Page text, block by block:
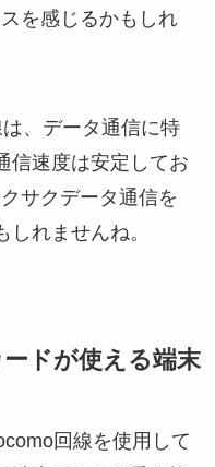
を感じるかもしれ
、データ通信に特
信速度は安定してお
サクデータ通信を
れませんね。
ドが使える端末
回線を使用して